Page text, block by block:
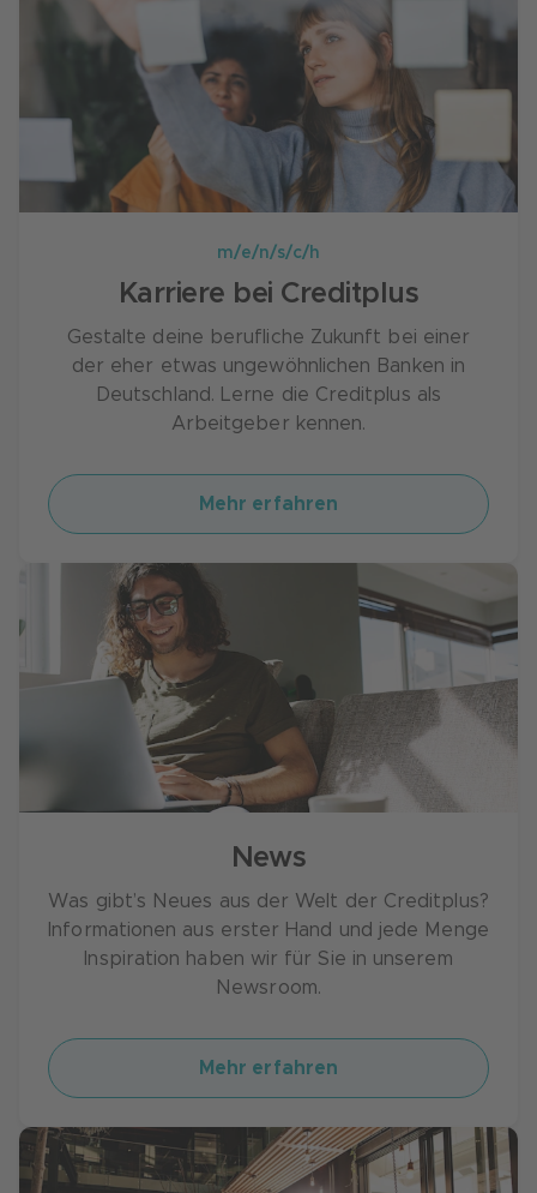
m/e/n/s/c/h
Karriere bei Creditplus
Gestalte deine berufliche Zukunft bei einer
der eher etwas ungewöhnlichen Banken in
Deutschland. Lerne die Creditplus als
Arbeitgeber kennen.
Mehr erfahren
News
Was gibt’s Neues aus der Welt der Creditplus?
Informationen aus erster Hand und jede Menge
Inspiration haben wir für Sie in unserem
Newsroom.
Mehr erfahren